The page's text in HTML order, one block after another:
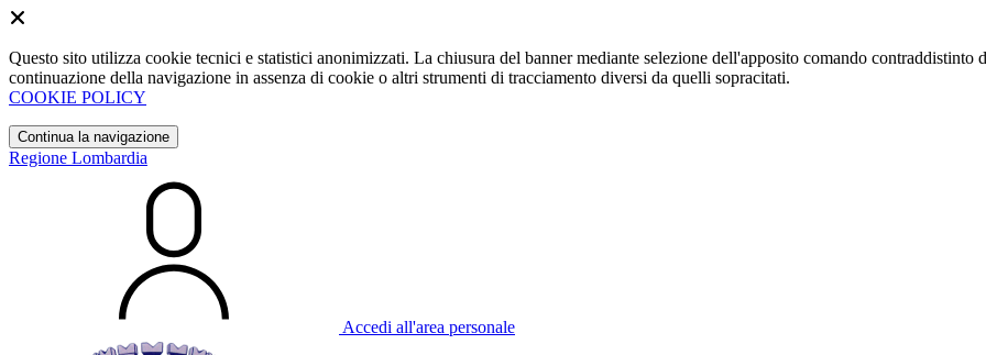
Questo sito utilizza cookie tecnici e statistici anonimizzati. La chiusura del banner mediante selezione dell'apposito comando
continuazione della navigazione in assenza di cookie o altri strumenti di tracciamento diversi da quelli sopracitati.
COOKIE POLICY
Continua la navigazione
Regione Lombardia
Accedi all'area personale